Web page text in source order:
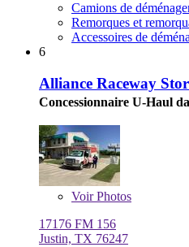
Camions de
Remorques et
Accessoires de
6
Alliance Raceway
Concessionnaire U-Haul
VoirPhotos
17176 FM 156
Justin, TX 76247